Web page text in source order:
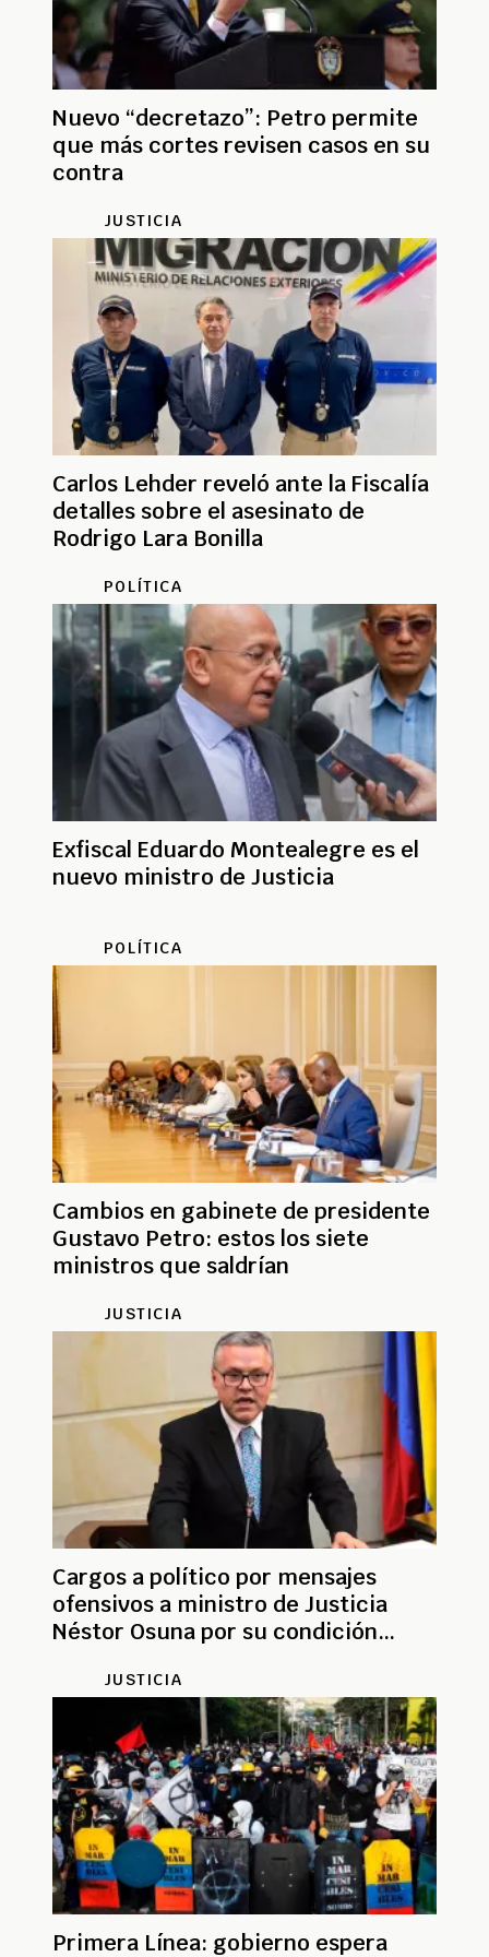
Nuevo “decretazo”: Petro permite
que más cortes revisen casos en su
contra
JUSTICIA
Carlos Lehder reveló ante la Fiscalía
detalles sobre el asesinato de
Rodrigo Lara Bonilla
POLÍTICA
Exfiscal Eduardo Montealegre es el
nuevo ministro de Justicia
POLÍTICA
Cambios en gabinete de presidente
Gustavo Petro: estos los siete
ministros que saldrían
JUSTICIA
Cargos a político por mensajes
ofensivos a ministro de Justicia
Néstor Osuna por su condición
JUSTICIA
Primera Línea: gobierno espera